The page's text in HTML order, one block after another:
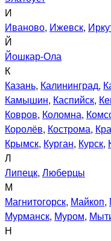
И
Иваново, Ижевск,
Й
Йошкар-Ола
К
Казань, Калининград,
Камышин, Каспийск,
Ковров, Коломна,
Королёв, Кострома,
Крымск, Курган, Курск,
Л
Липецк, Люберцы
М
Магнитогорск, Майкоп,
Мурманск, Муром,
Н